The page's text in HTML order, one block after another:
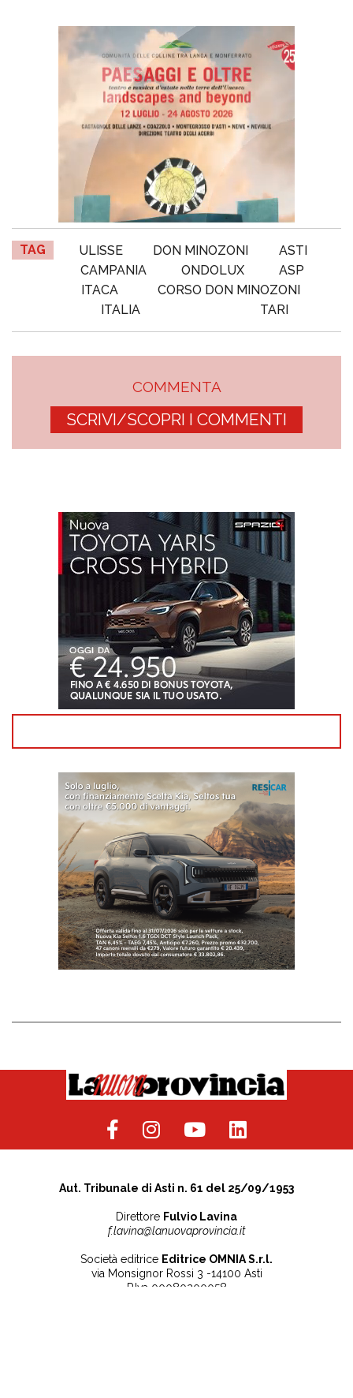
TAG ULISSE DON MINOZONI
ASTI
CAMPANIA
ONDOLUX
ASP
ITACA
CORSO DON MINOZONI
ITALIA
TARI
COMMENTA
SCRIVI/SCOPRI I COMMENTI
Aut. Tribunale di Asti n. 61 del 25/09/1953
Direttore Fulvio Lavina
f.lavina@lanuovaprovincia.it
Società editrice Editrice OMNIA S.r.l.
via Monsignor Rossi 3 -14100 Asti
P.Iva 00080200058